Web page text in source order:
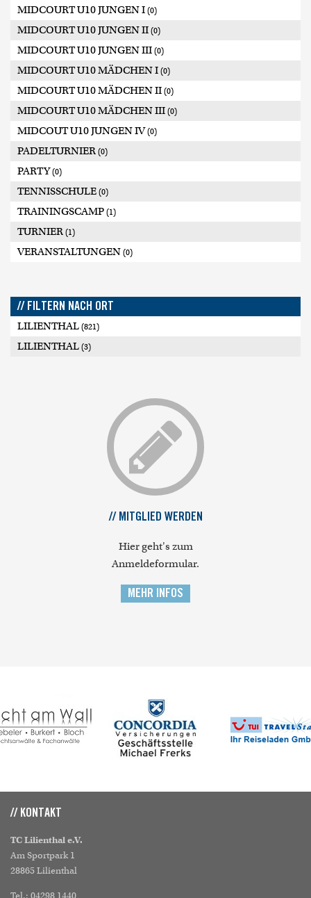
MIDCOURT U10 JUNGEN I (0)
MIDCOURT U10 JUNGEN II (0)
MIDCOURT U10 JUNGEN III (0)
MIDCOURT U10 MÄDCHEN I (0)
MIDCOURT U10 MÄDCHEN II (0)
MIDCOURT U10 MÄDCHEN III (0)
MIDCOUT U10 JUNGEN IV(0)
PADELTURNIER (0)
PARTY(0)
TENNISSCHULE (0)
TRAININGSCAMP (1)
TURNIER (1)
VERANSTALTUNGEN (0)
// FILTERN NACH ORT
LILIENTHAL (821)
LILIENTHAL (3)
// MITGLIED WERDEN
Hier geht's zum
Anmeldeformular.
MEHR INFOS
// KONTAKT
TC Lilienthal e.V.
Am Sportpark 1
28865 Lilienthal